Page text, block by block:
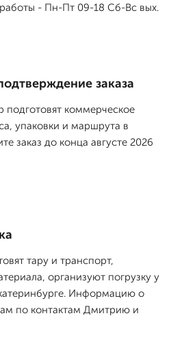
- Пн-Пт 09-18 Сб-Вс вых.
заказа
коммерческое
упаковки и маршрута в
заказ до конца августе 2026
тару и транспорт,
организуют погрузку у
Информацию о
по контактам Дмитрию и